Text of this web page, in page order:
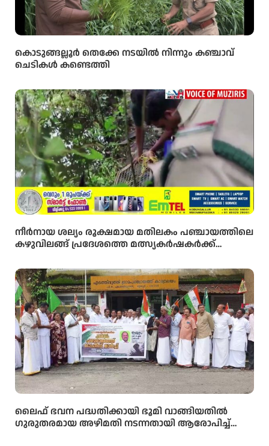
കൊടുങ്ങല്ലൂർ തെക്കേ നടയിൽ നിന്നും കഞ്ചാവ്
ചെടികൾ കണ്ടെത്തി
നീർനായ ശല്യം രൂക്ഷമായ മതിലകം പഞ്ചായത്തിലെ
കഴുവിലങ്ങ് പ്രദേശത്തെ മത്സ്യകർഷകർക്ക്
സ്ഥാപിച്ചു.
ലൈഫ് ഭവന പദ്ധതിക്കായി ഭൂമി വാങ്ങിയതിൽ
ഗുരുതരമായ അഴിമതി നടന്നതായി ആരോപിച്ച്